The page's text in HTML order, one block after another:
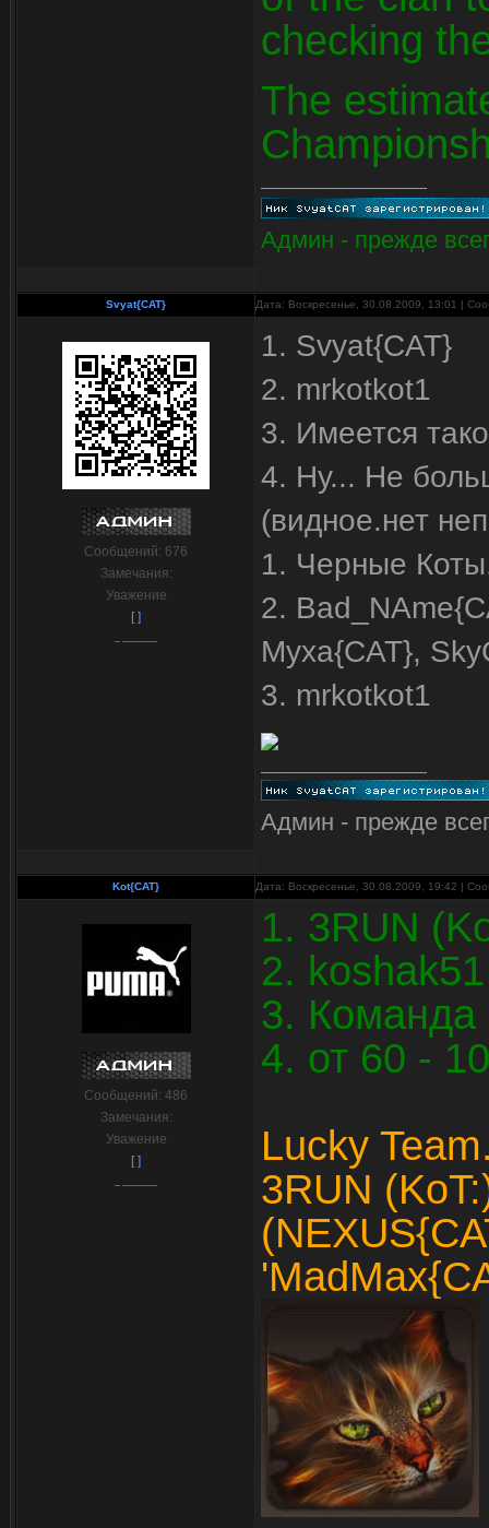
checking
The
Админ - прежде
Svyat{CAT} Дата: Воскресенье, 30.08.2009, 13:01 |
Сообщений: 676
Замечания:
Уважение
[ ]
1. Svyat{CAT}
2. mrkotkot1
3. Имеется
4. Ну... Не
(видное.нет
1. Черные
2.
Myxa{CAT},
3. mrkotkot1
Админ - прежде
Kot{CAT} Дата: Воскресенье, 30.08.2009, 19:42 |
Сообщений: 486
Замечания:
Уважение
[ ]
1. 3RUN
2. koshak51
3. Команда
4. от 60 -
Lucky
3RUN